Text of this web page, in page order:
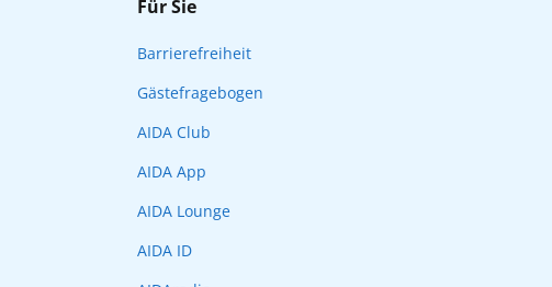
Für Sie
Barrierefreiheit
Gästefragebogen
AIDA Club
AIDA App
AIDA Lounge
AIDA ID